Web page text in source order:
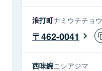
浪打町ナミウチチョウ
462-0041
西味鋺ニシアジマ